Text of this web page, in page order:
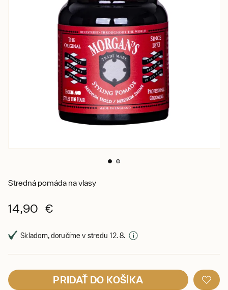
Stredná pomáda na vlasy
14,90 €
Skladom, doručíme v stredu 12. 8.
PRIDAŤ DO KOŠÍKA